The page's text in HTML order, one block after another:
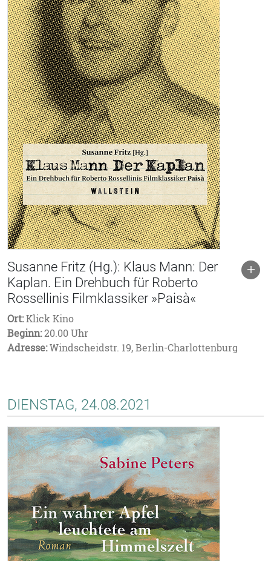
Susanne Fritz (Hg.): Klaus Mann: Der
Kaplan. Ein Drehbuch für Roberto
Rossellinis Filmklassiker »Paisà«
Ort:Klick Kino
Beginn:20.00 Uhr
Adresse:Windscheidstr. 19, Berlin-Charlottenburg
DIENSTAG, 24.08.2021